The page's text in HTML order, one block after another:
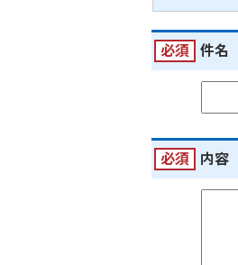
必須 件名
必須 内容